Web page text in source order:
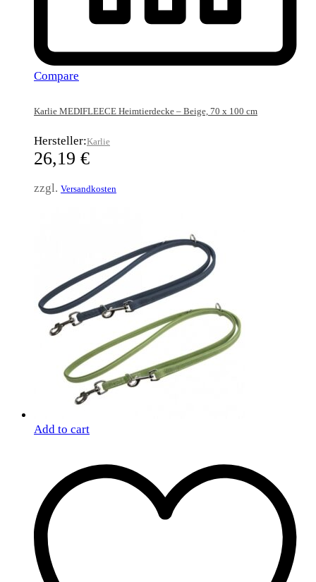
Compare
Karlie MEDIFLEECE Heimtierdecke – Beige, 70 x 100 cm
Hersteller:Karlie
26,19 €
zzgl. Versandkosten
Add to cart